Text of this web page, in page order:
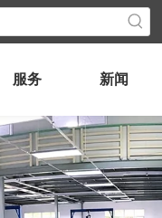
服务 新闻